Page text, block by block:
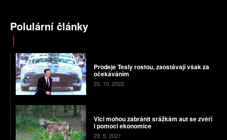
Polulární články
Prodeje Tesly rostou, zaostávají však za
očekáváním
20. 10. 2022
Vlci mohou zabránit srážkám aut se zvěří
i pomoci ekonomice
29. 5. 2021